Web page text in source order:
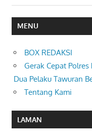
MENU
BOX REDAKSI
Gerak Cepat
Dua Pelaku Tawuran
Tentang Kami
LAMAN